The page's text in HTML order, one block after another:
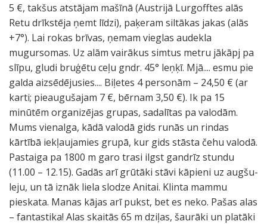
5 €, takšus atstājam mašīnā (Austrijā Lurgofftes alās
Retu drīkstēja ņemt līdzi), paķeram siltākas jakas (alās
+7°). Lai rokas brīvas, ņemam vieglas audekla
mugursomas. Uz alām vairākus simtus metru jākāpj pa
slīpu, gludi bruģētu ceļu gndr. 45° leņķī. Mjā.... esmu pie
galda aizsēdējusies.... Biļetes 4 personām – 24,50 € (ar
karti; pieaugušajam 7 €, bērnam 3,50 €). Ik pa 15
minūtēm organizējas grupas, sadalītas pa valodām.
Mums vienalga, kādā valodā gids runās un rindas
kārtībā iekļaujamies grupā, kur gids stāsta čehu valodā.
Pastaiga pa 1800 m garo trasi ilgst gandrīz stundu
(11.00 – 12.15). Gadās arī grūtāki stāvi kāpieni uz augšu-
leju, un tā iznāk liela slodze Anitai. Klinta mammu
pieskata. Manas kājas arī pukst, bet es neko. Pašas alas
– fantastika! Alas skaitās 65 m dziļas, šaurāki un platāki